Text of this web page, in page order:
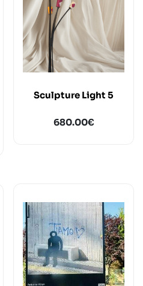
Sculpture Light 5
680.00€